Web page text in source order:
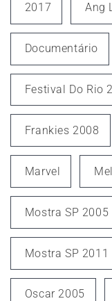
2017 Ang
Documentário
Festival Do Rio
Frankies 2008
Marvel
Mostra SP 2005
Mostra SP 2011
Oscar 2005